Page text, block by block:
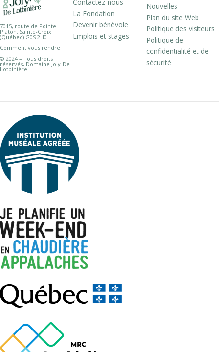
7015, route de Pointe
Platon, Sainte-Croix
(Québec) G0S 2H0
Comment vous rendre
© 2024 – Tous droits
réservés, Domaine Joly-De
Lotbinière
Contactez-nous
La Fondation
Devenir bénévole
Emplois et stages
Nouvelles
Plan du site Web
Politique des visiteurs
Politique de
confidentialité et de
sécurité